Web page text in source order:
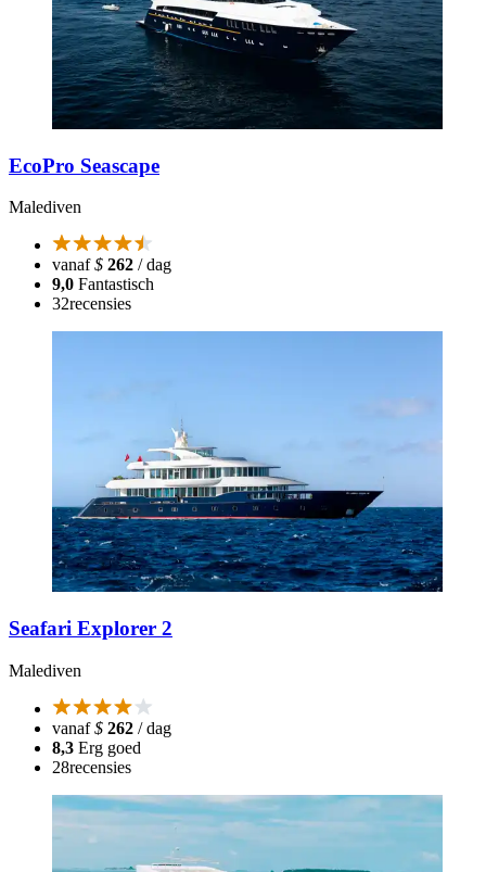
EcoPro Seascape
Malediven
vanaf$ 262 / dag
9,0 Fantastisch
32recensies
Seafari Explorer 2
Malediven
vanaf$ 262 / dag
8,3 Erg goed
28recensies